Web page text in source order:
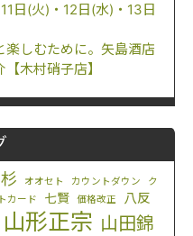
日(火)・12日(水)・13日
楽しむために。矢島酒店
木村硝子店】
オオセト カウントダウン
ク
カード 七賢 価格改正
八反
山形正宗 山田錦